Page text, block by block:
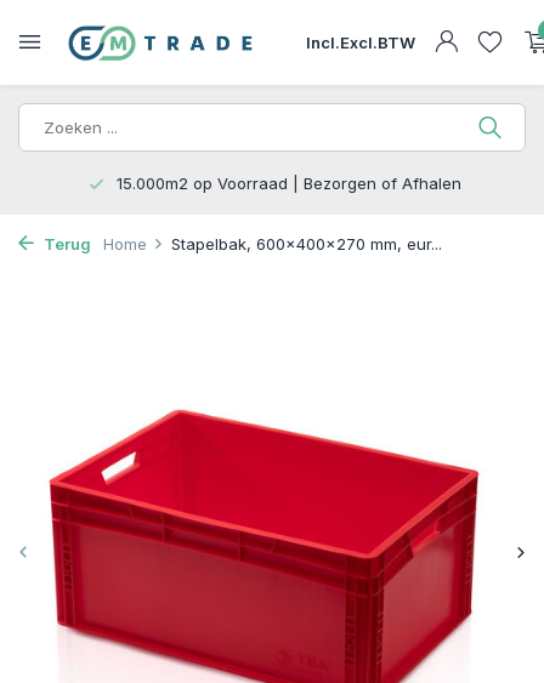
Incl.Excl.BTW
15.000m2 op Voorraad | Bezorgen of Afhalen
Terug Home Stapelbak, 600x400x270 mm, eur...